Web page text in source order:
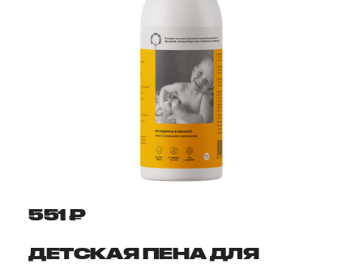
551 ₽
ДЕТСКАЯ ПЕНА ДЛЯ